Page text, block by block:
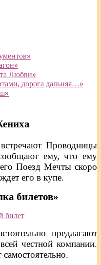
Любви»
дорога дальняя…»
Проводницы
ему, что ему
Поезд Мечты скоро
его в купе.
билетов»
предлагают
честной компании.